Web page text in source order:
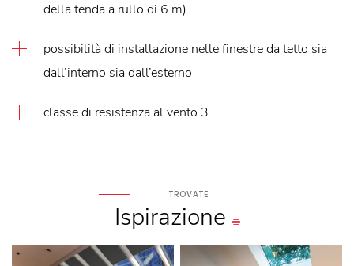
della tenda a rullo di 6 m)
possibilità di installazione nelle finestre da tetto sia
dall’interno sia dall’esterno
classe di resistenza al vento 3
TROVATE
Ispirazione